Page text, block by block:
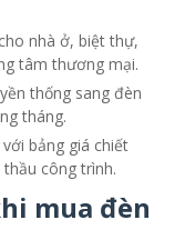
nhà ở, biệt thự,
tâm thương mại.
thống sang đèn
tháng.
bảng giá chiết
công trình.
mua đèn